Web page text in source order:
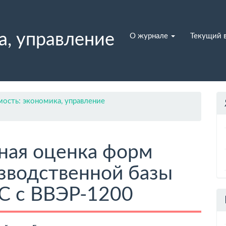
управление О журнале Текущий
экономика, управление
оценка форм
базы
с ВВЭР-1200